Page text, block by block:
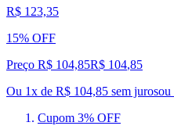
R$ 123,35
15% OFF
Preço R$ 104,85R$ 104,85
Ou 1x de R$ 104,85 sem jurosou
Cupom 3% OFF